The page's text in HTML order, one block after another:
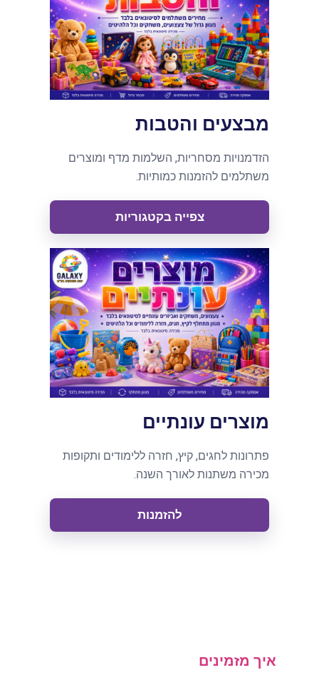
מבצעים והטבות
הזדמנויות מסחריות, השלמות מדף ומוצרים
משתלמים להזמנות כמותיות.
צפייה בקטגוריות
מוצרים עונתיים
פתרונות לחגים, קיץ, חזרה ללימודים ותקופות
מכירה משתנות לאורך השנה.
להזמנות
איך מזמינים